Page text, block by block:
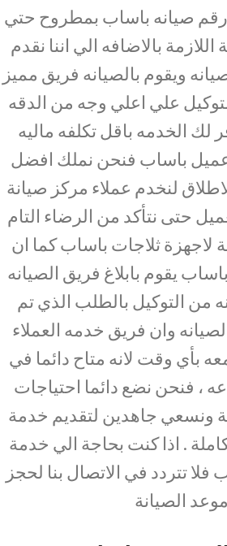
رقم صيانه باساب بمطروح حتي
بالاضافه الي اننا نقدم
ويقوم بالصيانه فريق مميز
علي اعلي وجه من الدقه
لك الخدمه باقل تكلفه ماليه
باساب فنحن نملك افضل
لنخدم عملاء مركز صيانة
حتى نتأكد من الرضاء التام
لاجهزة ثلاجات باساب كما ان
يقوم بابلاغ فريق الصيانه
من التوكيل بالطلب الذي تم
وان فريق خدمه العملاء
بأي وقت لانه متاح دائما في
لمده 24 ساعه ، فنحن نضع دائما احتياجات
ونسعي جاهدين لتقديم خدمة
. اذا كنت بحاجة الي خدمة
فلا تتردد في الاتصال بنا لحجز
موعد الصيانة